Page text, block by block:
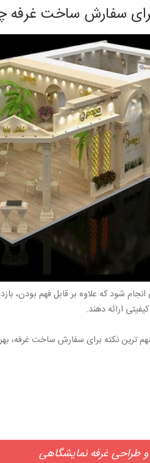
سفارش ساخت
شود که علاوه بر قابل فهم بودن،
ارائه دهند.
ترین نکته برای سفارش ساخت غرفه،
طراحی غرفه نمایشگاهی